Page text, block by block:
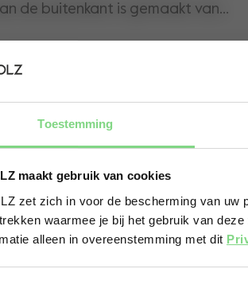
Toestemming
maakt gebruik van cookies
zet zich in voor de bescherming van uw
waarmee je bij het gebruik van
alleen in overeenstemming met dit
de buitenkant is gemaakt van
flessen. Als dat geen perfect
is om de wereld mee te
Yes,